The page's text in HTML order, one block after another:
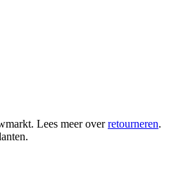
Lees meer overretourneren.